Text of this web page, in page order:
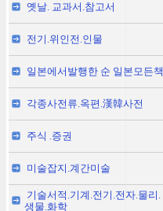
옛날. 교과서.참고서
전기.위인전.인물
일본에서발행한 순 일본모든책
각종사전류.옥편.漢韓사전
주식 .증권
미술잡지.계간미술
기술서적.기계.전기.전자.물리.
생물.화학